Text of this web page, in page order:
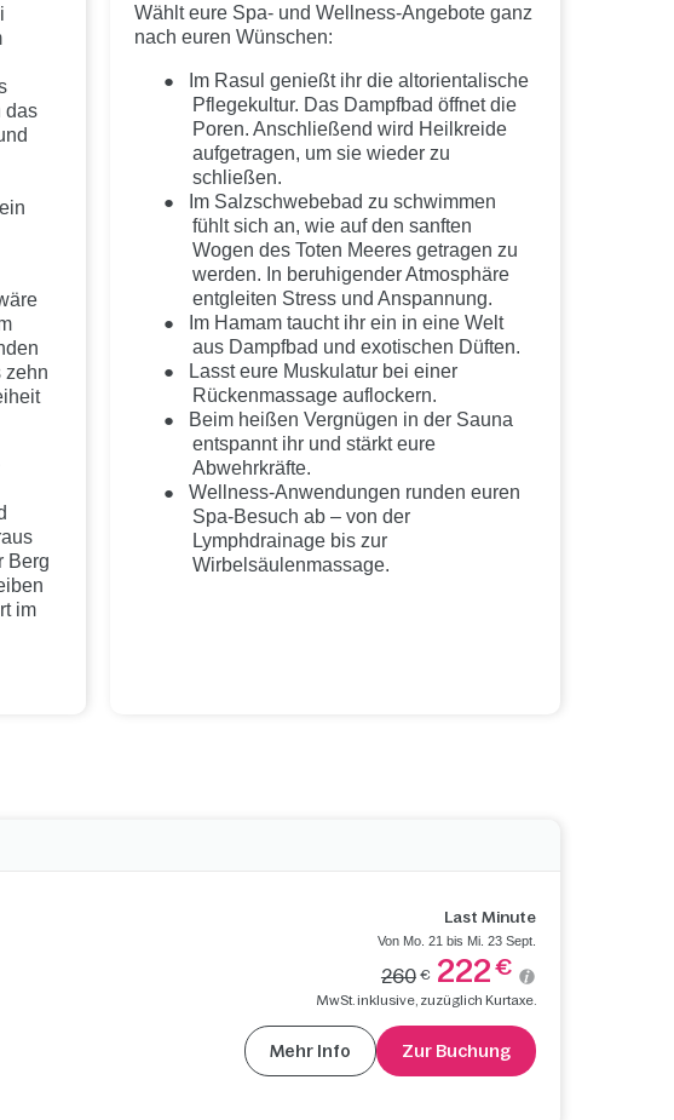
das
zehn
Berg
im
Wählt eure Spa- und Wellness-Angebote ganz
nach euren Wünschen:
●
Im Rasul genießt ihr die altorientalische
Pflegekultur. Das Dampfbad öffnet die
Poren. Anschließend wird Heilkreide
aufgetragen, um sie wieder zu
schließen.
●
Im Salzschwebebad zu schwimmen
fühlt sich an, wie auf den sanften
Wogen des Toten Meeres getragen zu
werden. In beruhigender Atmosphäre
entgleiten Stress und Anspannung.
●
Im Hamam taucht ihr ein in eine Welt
aus Dampfbad und exotischen Düften.
●
Lasst eure Muskulatur bei einer
Rückenmassage auflockern.
●
Beim heißen Vergnügen in der Sauna
entspannt ihr und stärkt eure
Abwehrkräfte.
●
Wellness-Anwendungen runden euren
Spa-Besuch ab – von der
Lymphdrainage bis zur
Wirbelsäulenmassage.
Last Minute
Von Mo. 21 bis Mi. 23 Sept.
260 € 222 €
MwSt. inklusive, zuzüglich Kurtaxe.
Mehr Info Zur Buchung